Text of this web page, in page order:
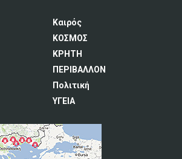
Καιρός
ΚΟΣΜΟΣ
ΚΡΗΤΗ
ΠΕΡΙΒΑΛΛΟΝ
Πολιτική
ΥΓΕΙΑ